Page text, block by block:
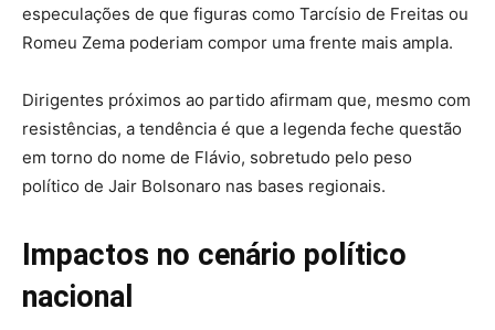
especulações de que figuras como Tarcísio de Freitas ou
Romeu Zema poderiam compor uma frente mais ampla.
Dirigentes próximos ao partido afirmam que, mesmo com
resistências, a tendência é que a legenda feche questão
em torno do nome de Flávio, sobretudo pelo peso
político de Jair Bolsonaro nas bases regionais.
Impactos no cenário político
nacional